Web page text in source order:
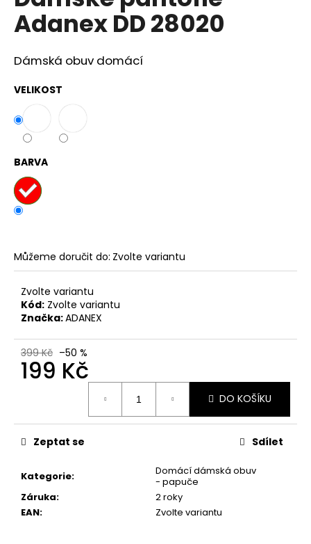
0,0
z
hvězdiček.
Adanex DD 28020
Dámská obuv domácí
VELIKOST
BARVA
Můžeme doručit do: Zvolte variantu
Zvolte variantu
Kód: Zvolte variantu
Značka:ADANEX
399 Kč –50 %
199 Kč
DO KOŠÍKU
Kategorie:
Domácí dámská obuv
- papuče
Záruka:
2 roky
EAN: Zvolte variantu
Zeptat se Sdílet
a
j
í
t
?
p
o
u
č
j
e
m
NAZOUVÁK
KORKÁČ
599
Kč